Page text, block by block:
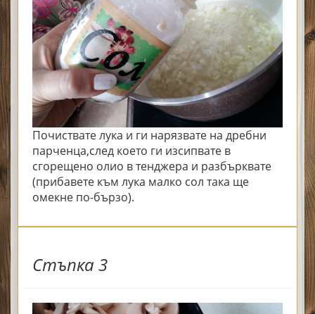
Почиствате лука и ги нарязвате на дребни
парченца,след което ги изсипвате в
сгорещено олио в тенджера и разбърквате
(прибавете към лука малко сол така ще
омекне по-бързо).
Стъпка 3